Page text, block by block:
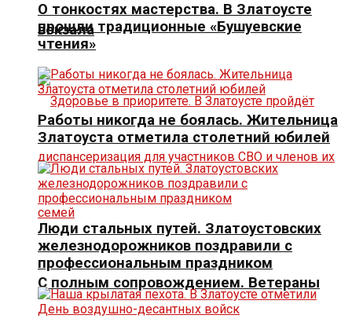
вокзала
С полным сопровождением. Ветераны
О тонкостях мастерства. В Златоусте
прошли традиционные «Бушуевские
чтения»
Работы никогда не боялась. Жительница
Златоуста отметила столетний юбилей
Люди стальных путей. Златоустовских
железнодорожников поздравили с
профессиональным праздником